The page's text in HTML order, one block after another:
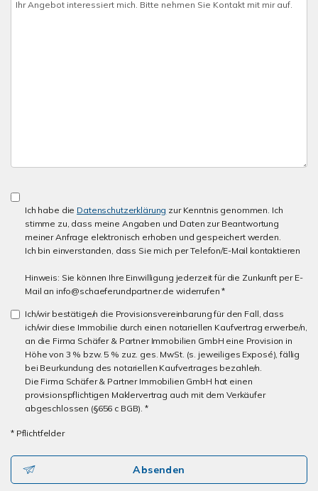
Ich habe die Datenschutzerklärung zur Kenntnis genommen. Ich
stimme zu, dass meine Angaben und Daten zur Beantwortung
meiner Anfrage elektronisch erhoben und gespeichert werden.
Ich bin einverstanden, dass Sie mich per Telefon/E-Mail kontaktieren
Hinweis: Sie können Ihre Einwilligung jederzeit für die Zunkunft per E-
Mail an info@schaeferundpartner.de widerrufen *
Ich/wir bestätige/n die Provisionsvereinbarung für den Fall, dass
ich/wir diese Immobilie durch einen notariellen Kaufvertrag erwerbe/n,
an die Firma Schäfer & Partner Immobilien GmbH eine Provision in
Höhe von 3 % bzw. 5 % zuz. ges. MwSt. (s. jeweiliges Exposé), fällig
bei Beurkundung des notariellen Kaufvertrages bezahle/n.
Die Firma Schäfer & Partner Immobilien GmbH hat einen
provisionspflichtigen Maklervertrag auch mit dem Verkäufer
abgeschlossen (§656 c BGB). *
* Pflichtfelder
Absenden